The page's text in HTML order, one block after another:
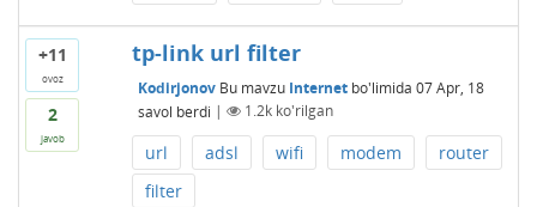
+11
ovoz
2
javob
tp-link url filter
Kodirjonov Bu mavzu Internetbo'limida 07 Apr, 18
savol berdi | 1.2kko'rilgan
url adsl wifi modem
router
filter